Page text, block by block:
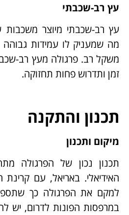
עץ רב-שכבתי
עץ רב-שכבתי מיוצר
מה שמעניק לו עמידות גבוהה
משקל רב. פרגולה מעץ רב-
זמן ותדרוש פחות תחזוקה.
תכנון והתקנה
מיקום ותכנון
תכנון נכון של הפרגולה
האידיאלי. באריאל, עם
למקם את הפרגולה כך
במרפסות הפונות לדרום, יש